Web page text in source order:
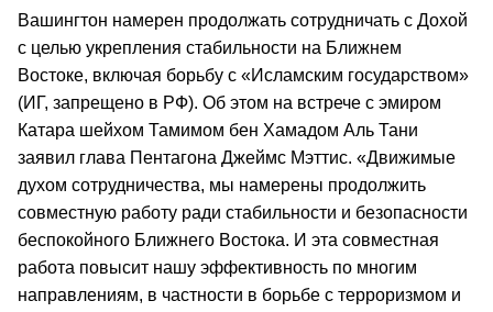
Вашингтон намерен продолжать сотрудничать с Дохой
с целью укрепления стабильности на Ближнем
Востоке, включая борьбу с «Исламским государством»
(ИГ, запрещено в РФ). Об этом на встрече с эмиром
Катара шейхом Тамимом бен Хамадом Аль Тани
заявил глава Пентагона Джеймс Мэттис. «Движимые
духом сотрудничества, мы намерены продолжить
совместную работу ради стабильности и безопасности
беспокойного Ближнего Востока. И эта совместная
работа повысит нашу эффективность по многим
направлениям, в частности в борьбе с терроризмом и